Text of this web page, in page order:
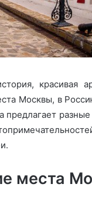
красивая
Москвы, в
разные
места